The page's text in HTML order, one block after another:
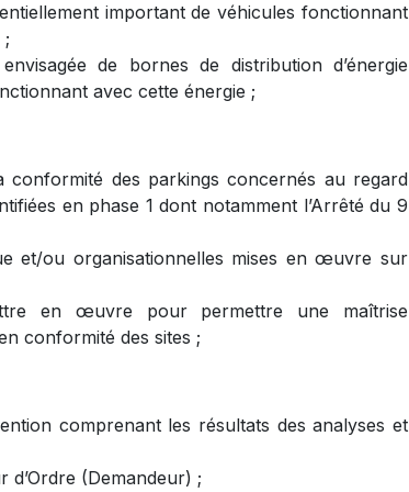
important de véhicules fonctionnant
;
de bornes de distribution d’énergie
avec cette énergie ;
conformité des parkings concernés au regard
en phase 1 dont notamment l’Arrêté du 9
et/ou organisationnelles mises en œuvre sur
en œuvre pour permettre une maîtrise
conformité des sites ;
comprenant les résultats des analyses et
(Demandeur) ;